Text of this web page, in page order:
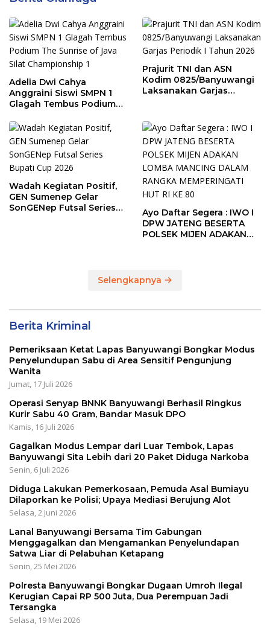
Adelia Dwi Cahya
Anggraini Siswi SMPN 1
Glagah Tembus Podium
Championship 1
Prajurit TNI dan ASN
Kodim 0825/Banyuwangi
Laksanakan Garjas
Wadah Kegiatan Positif,
GEN Sumenep Gelar
SonGENep Futsal Series
Ayo Daftar Segera : IWO I
DPW JATENG BESERTA
POLSEK MIJEN ADAKAN
Selengkapnya
Berita Kriminal
Pemeriksaan Ketat Lapas Banyuwangi Bongkar Modus
Penyelundupan Sabu di Area Sensitif Pengunjung
Wanita
Jumat, 17 Juli 2026
Operasi Senyap BNNK Banyuwangi Berhasil Ringkus
Kurir Sabu 40 Gram, Bandar Masuk DPO
Kamis, 16 Juli 2026
Gagalkan Modus Lempar dari Luar Tembok, Lapas
Banyuwangi Sita Lebih dari 20 Paket Diduga Narkoba
Senin, 6 Juli 2026
Diduga Lakukan Pemerkosaan, Pemuda Asal Bumiayu
Dilaporkan ke Polisi; Upaya Mediasi Berujung Alot
Selasa, 2 Juni 2026
Lanal Banyuwangi Bersama Tim Gabungan
Menggagalkan dan Mengamankan Penyelundapan
Satwa Liar di Pelabuhan Ketapang
Senin, 25 Mei 2026
Polresta Banyuwangi Bongkar Dugaan Umroh Ilegal
Kerugian Capai RP 500 Juta, Dua Perempuan Jadi
Tersangka
Selasa, 19 Mei 2026